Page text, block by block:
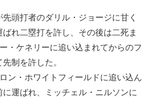
頭打者のダリル・ジョージに甘く
れ二塁打を許し、その後は二死ま
・ケネリーに追い込まれてからのフ
制を許した。
ン・ホワイトフィールドに追い込ん
運ばれ、ミッチェル・ニルソンに